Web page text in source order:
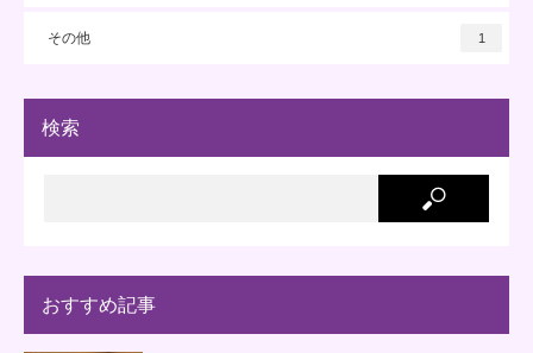
その他 1
検索
おすすめ記事